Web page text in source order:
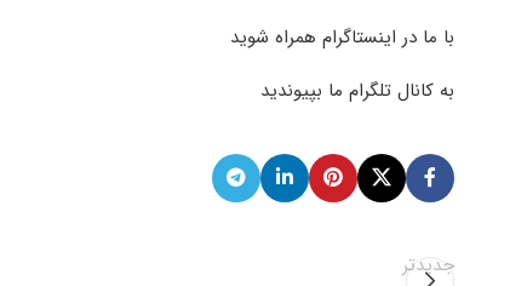
با ما در اینستاگرام همراه شوید
به کانال تلگرام ما بپیوندید
جدیدتر